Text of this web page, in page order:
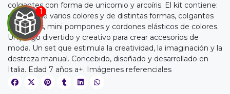
colgantes con forma de unicornio y arcoíris. El kit contiene:
cuentas de varios colores y de distintas formas, colgantes
pequeños, mini pompones y cordones elásticos de colores.
Un juego divertido y creativo para crear accesorios de
moda. Un set que estimula la creatividad, la imaginación y la
destreza manual. Concebido, diseñado y desarrollado en
Italia. Edad 7 años a+. Imágenes referenciales